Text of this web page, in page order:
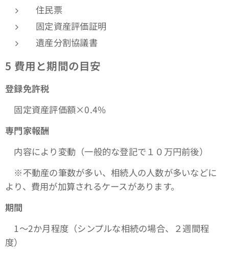
住民票
固定資産評価証明
遺産分割協議書
5 費用と期間の目安
登録免許税
固定資産評価額×0.4%
専門家報酬
内容により変動（一般的な登記で１０万円前後）
※不動産の筆数が多い、相続人の人数が多いなどに
より、費用が加算されるケースがあります。
期間
1〜2か月程度（シンプルな相続の場合、２週間程
度）